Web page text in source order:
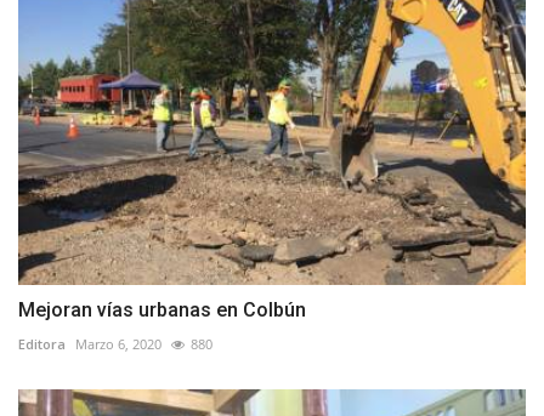
Mejoran vías urbanas en Colbún
Editora Marzo 6, 2020 880